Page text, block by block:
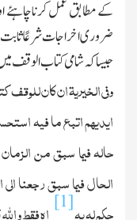
کے مطابق عمل کرنا چاہئے
ضروری اخراجات شرعًا
جیسا کہ شامی کتاب الوقف
وفی الخیریۃ ان کان للوقف
ایدیھم اتبع ما فیہ
حالہ فیما سبق من
الحال فیما سبق رجعنا
حکم لہ بہ[1] اھ فقط